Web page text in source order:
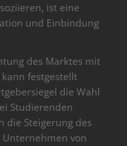
ist eine
und Einbindung
des Marktes mit
festgestellt
die Wahl
Studierenden
die Steigerung des
Unternehmen von